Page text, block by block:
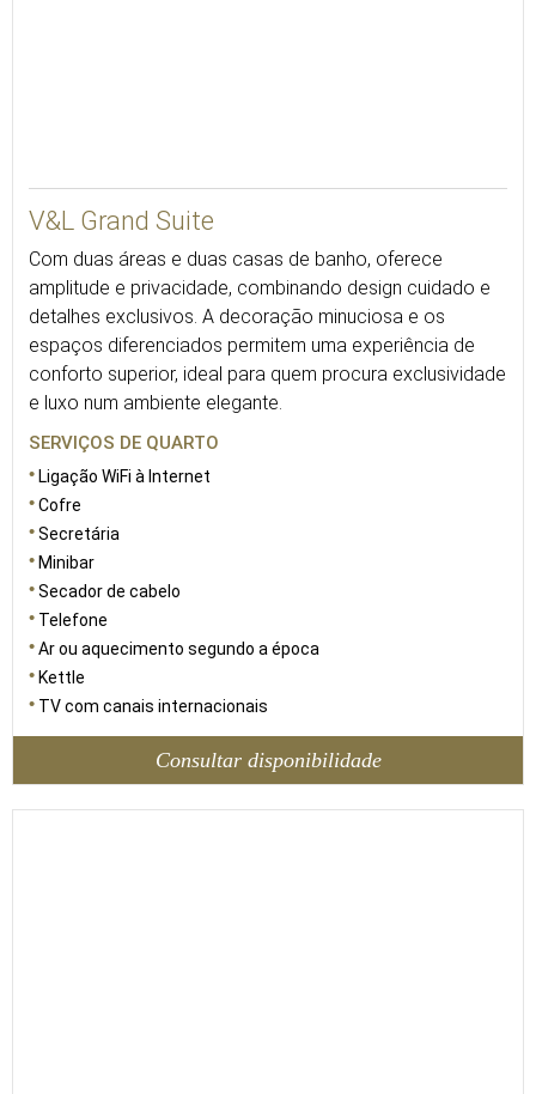
V&L Grand Suite
Com duas áreas e duas casas de banho, oferece
amplitude e privacidade, combinando design cuidado e
detalhes exclusivos. A decoração minuciosa e os
espaços diferenciados permitem uma experiência de
conforto superior, ideal para quem procura exclusividade
e luxo num ambiente elegante.
SERVIÇOS DE QUARTO
Ligação WiFi à Internet
Cofre
Secretária
Minibar
Secador de cabelo
Telefone
Ar ou aquecimento segundo a época
Kettle
TV com canais internacionais
Consultar disponibilidade